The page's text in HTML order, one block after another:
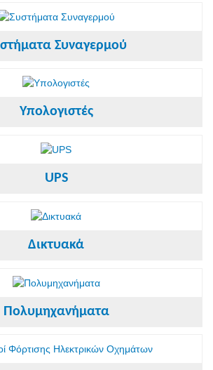
Συναγερμού
Υπολογιστές
UPS
Δικτυακά
Πολυμηχανήματα